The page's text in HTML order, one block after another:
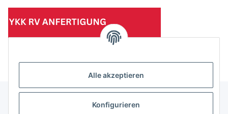
Alle akzeptieren
Konfigurieren
(Mindesttabnahmemenge 10 Stück je Länge und Farbe)